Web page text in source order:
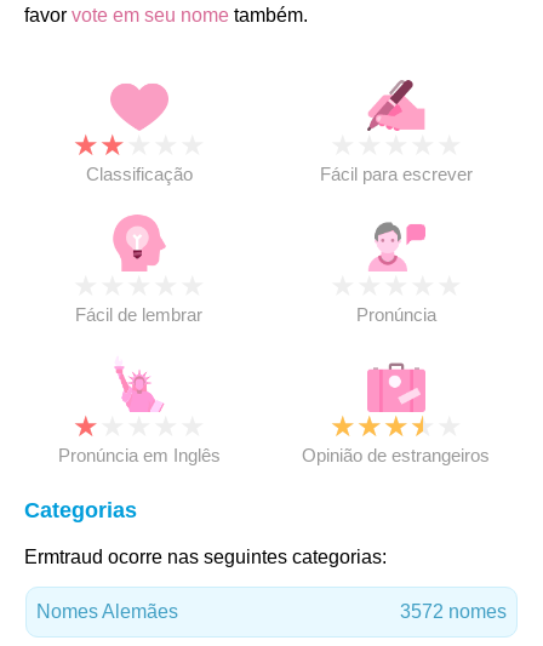
favor vote em seu nome também.
★★
Classificação Fácil para escrever
Fácil de lembrar Pronúncia
★
Pronúncia em Inglês
★★★★
Opinião de estrangeiros
Categorias
Ermtraud ocorre nas seguintes categorias:
Nomes Alemães 3572 nomes